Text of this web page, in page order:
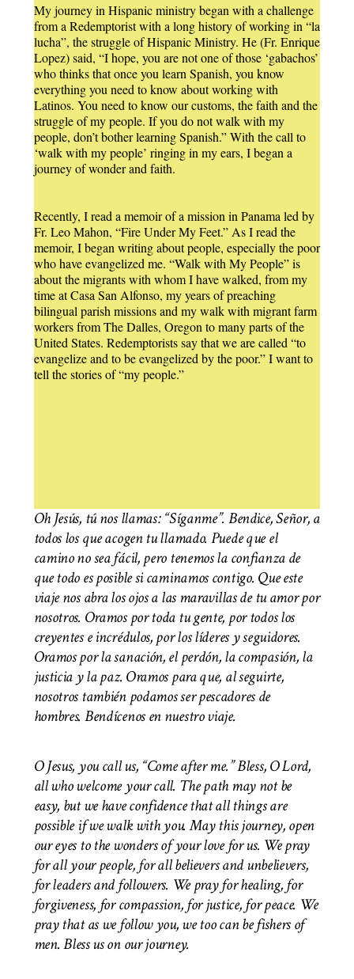
My journey in Hispanic ministry began with a challenge
from a Redemptorist with a long history of working in “la
lucha”, the struggle of Hispanic Ministry. He (Fr. Enrique
Lopez) said, “I hope, you are not one of those ‘gabachos’
who thinks that once you learn Spanish, you know
everything you need to know about working with
Latinos. You need to know our customs, the faith and the
struggle of my people. If you do not walk with my
people, don’t bother learning Spanish.” With the call to
‘walk with my people’ ringing in my ears, I began a
journey of wonder and faith.
Recently, I read a memoir of a mission in Panama led by
Fr. Leo Mahon, “Fire Under My Feet.” As I read the
memoir, I began writing about people, especially the poor
who have evangelized me. “Walk with My People” is
about the migrants with whom I have walked, from my
time at Casa San Alfonso, my years of preaching
bilingual parish missions and my walk with migrant farm
workers from The Dalles, Oregon to many parts of the
United States. Redemptorists say that we are called “to
evangelize and to be evangelized by the poor.” I want to
tell the stories of “my people.”
Oh Jesús, tú nos llamas: “Síganme”. Bendice, Señor, a
todos los que acogen tu llamado. Puede que el
camino no sea fácil, pero tenemos la confianza de
que todo es posible si caminamos contigo. Que este
viaje nos abra los ojos a las maravillas de tu amor por
nosotros. Oramos por toda tu gente, por todos los
creyentes e incrédulos, por los líderes y seguidores.
Oramos por la sanación, el perdón, la compasión, la
justicia y la paz. Oramos para que, al seguirte,
nosotros también podamos ser pescadores de
hombres. Bendícenos en nuestro viaje.
O Jesus, you call us, “Come after me.” Bless, O Lord,
all who welcome your call. The path may not be
easy, but we have confidence that all things are
possible if we walk with you. May this journey, open
our eyes to the wonders of your love for us. We pray
for all your people, for all believers and unbelievers,
for leaders and followers. We pray for healing, for
forgiveness, for compassion, for justice, for peace. We
pray that as we follow you, we too can be fishers of
men.Bless us on our journey.